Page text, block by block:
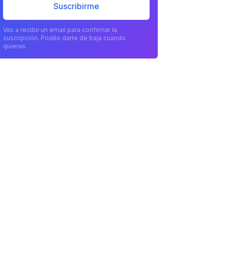
Suscribirme
Vas a recibir un email para confirmar la
suscripción. Podés darte de baja cuando
quieras.